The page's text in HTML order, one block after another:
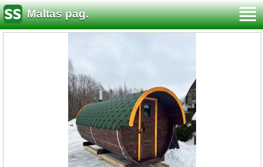
Maltas pag.